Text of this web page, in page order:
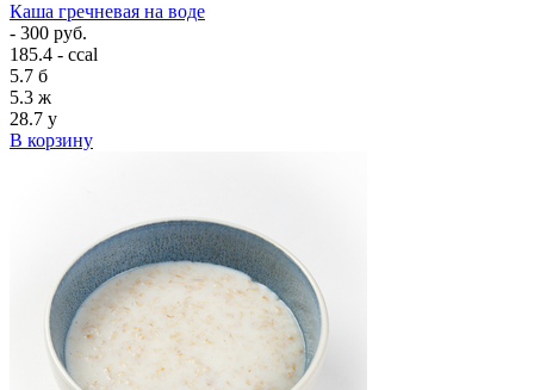
Каша гречневая на воде
- 300 руб.
185.4 - ccal
5.7 б
5.3 ж
28.7 у
В корзину